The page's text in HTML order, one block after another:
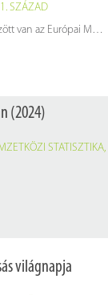
SZÁZAD
Szeptember 16. és 22. között van az Európai Mobilitási Hét, amelynek célja a környezetbarát és fenntartható városi közlekedés népszerűsítése. A 2024. évi mottó: "Mindannyiunké a tér", ami arra hívja fel a figyelmet, hogy közösen döntsük el, miként használjuk a közterületeket, és gondoskodjunk arról, hogy mindenki – különösen a gyalogosok és a kerékpárosok – kellemes környezetben, biztonságosan és kényelmesen közlekedhessen.
(2024)
STATISZTIKA,
világnapja